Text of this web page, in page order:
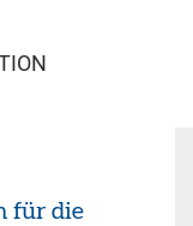
für die